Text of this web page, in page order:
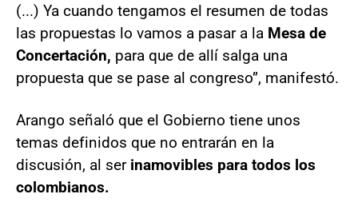
(...) Ya cuando tengamos el resumen de todas
las propuestas lo vamos a pasar a la Mesa de
Concertación, para que de allí salga una
propuesta que se pase al congreso”, manifestó.
Arango señaló que el Gobierno tiene unos
temas definidos que no entrarán en la
discusión, al ser inamovibles para todos los
colombianos.